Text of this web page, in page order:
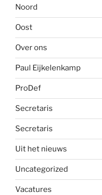
Noord
Oost
Over ons
Paul Eijkelenkamp
ProDef
Secretaris
Secretaris
Uit het nieuws
Uncategorized
Vacatures